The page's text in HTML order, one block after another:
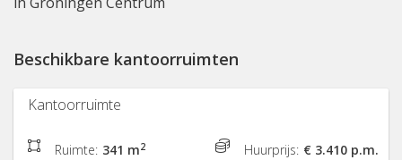
Beschikbare kantoorruimten
Kantoorruimte
Ruimte: 341 m2 Huurprijs: € 3.410 p.m.